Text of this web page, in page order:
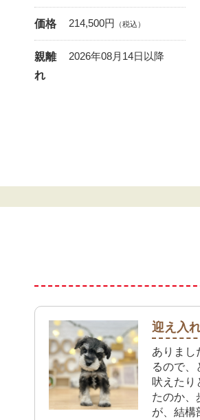
価格 214,500円 （税込）
親離
れ
2026年08月14日以降
迎え入
ありまし
るので、
吠えたり
たのか、
が、結構